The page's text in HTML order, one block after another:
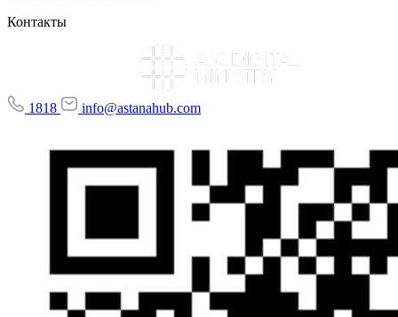
Контакты
1818 info@astanahub.com